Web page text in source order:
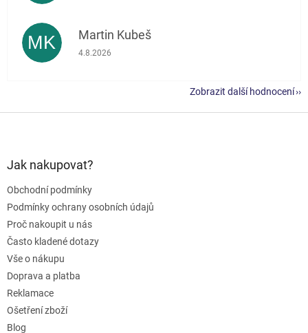
MK Martin Kubeš
Hodnocení obchodu je 5 z 5 hvězdiček.
4.8.2026
Zobrazit další hodnocení
Jak nakupovat?
Obchodní podmínky
Podmínky ochrany osobních údajů
Proč nakoupit u nás
Často kladené dotazy
Vše o nákupu
Doprava a platba
Reklamace
Ošetření zboží
Blog